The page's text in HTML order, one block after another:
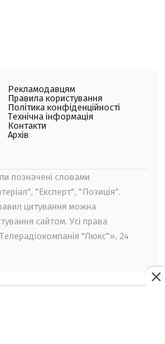
Рекламодавцям
Правила користування
Політика конфіденційності
Технічна інформація
Контакти
Архів
позначені словами
"Експерт", "Позиція".
цитування можна
сайтом. Усі права
"Люкс"», 24